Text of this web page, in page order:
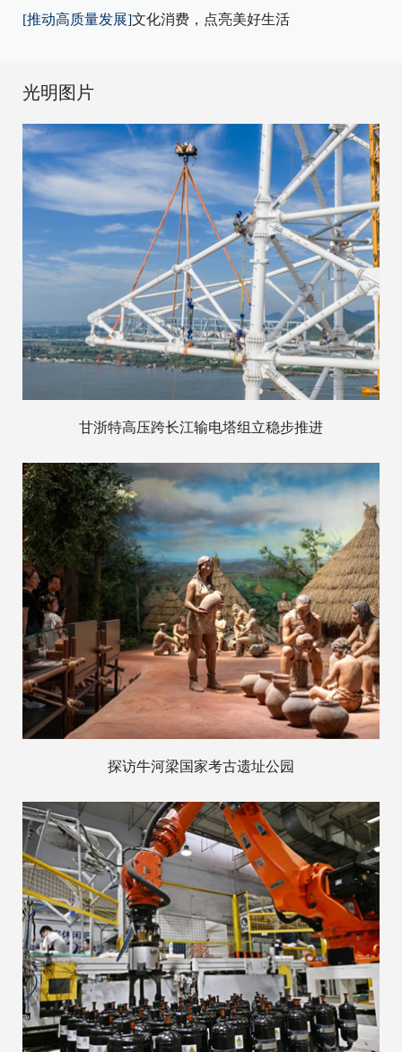
[推动高质量发展]文化消费，点亮美好生活
光明图片
甘浙特高压跨长江输电塔组立稳步推进
探访牛河梁国家考古遗址公园